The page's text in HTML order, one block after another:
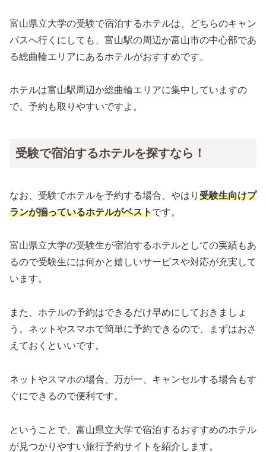
富山県立大学の受験で宿泊するホテルは、どちらのキャン
パスへ行くにしても、富山駅の周辺か富山市の中心部であ
る総曲輪エリアにあるホテルがおすすめです。
ホテルは富山駅周辺か総曲輪エリアに集中していますの
で、予約も取りやすいですよ。
受験で宿泊するホテルを探すなら！
なお、受験でホテルを予約する場合、やはり 受験生向けプ
ランが揃っているホテルがベストです。
富山県立大学の受験生が宿泊するホテルとしての実績もあ
るので受験生には何かと嬉しいサービスや対応が充実して
います。
また、ホテルの予約はできるだけ早めにしておきましょ
う。ネットやスマホで簡単に予約できるので、まずはおさ
えておくといいです。
ネットやスマホの場合、万が一、キャンセルする場合もす
ぐにできるので便利です。
ということで、富山県立大学で宿泊するおすすめのホテル
が見つかりやすい旅行予約サイトを紹介します。